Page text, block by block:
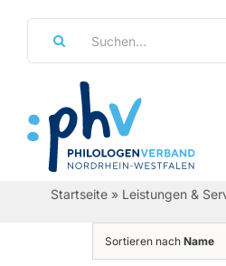
springen
Startseite » Leistungen &
Sortieren nach Name